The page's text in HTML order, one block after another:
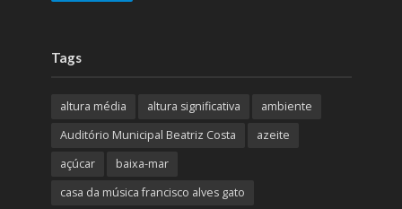
Tags
altura média altura significativa
ambiente
Auditório Municipal Beatriz Costa
azeite
açúcar
baixa-mar
casa da música francisco alves gato